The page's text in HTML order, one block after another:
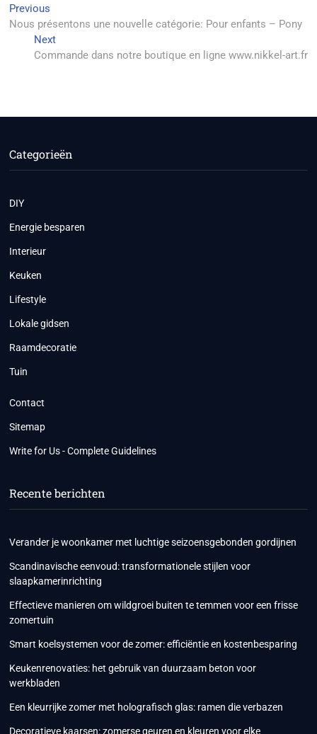
Berichtnavigatie
Previous
post:
Nous présentons une nouvelle catégorie: Pour enfants – Pony
NextNext
post:
Commande dans notre boutique en ligne www.nikkel-art.fr
Categorieën
DIY
Energie besparen
Interieur
Keuken
Lifestyle
Lokale gidsen
Raamdecoratie
Tuin
Contact
Sitemap
Write for Us - Complete Guidelines
Recente berichten
Verander je woonkamer met luchtige seizoensgebonden gordijnen
Scandinavische eenvoud: transformationele stijlen voor
slaapkamerinrichting
Effectieve manieren om wildgroei buiten te temmen voor een frisse
zomertuin
Smart koelsystemen voor de zomer: efficiëntie en kostenbesparing
Keukenrenovaties: het gebruik van duurzaam beton voor
werkbladen
Een kleurrijke zomer met holografisch glas: ramen die verbazen
Decoratieve kaarsen: zomerse geuren en kleuren voor elke